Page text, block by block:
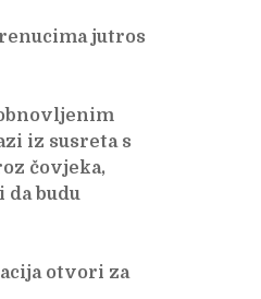
jutros
iz susreta s
čovjeka,
budu
otvori za